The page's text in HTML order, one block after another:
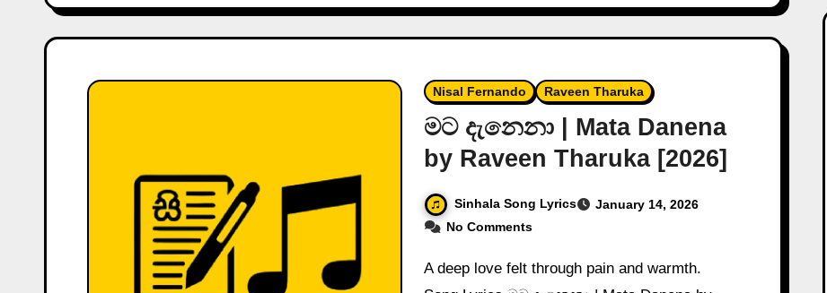
Nisal Fernando Raveen Tharuka
මට දැනෙනා | Mata Danena
by Raveen Tharuka [2026]
Sinhala Song Lyrics
January 14, 2026
No Comments
A deep love felt through pain and warmth.